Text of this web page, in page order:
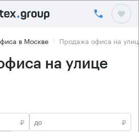
в Москве Продажа офиса на
на улице
₽
₽